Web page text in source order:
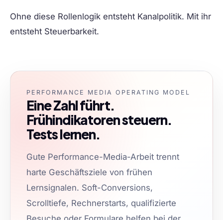
Ohne diese Rollenlogik entsteht Kanalpolitik. Mit ihr
entsteht Steuerbarkeit.
PERFORMANCE MEDIA OPERATING MODEL
Eine Zahl führt.
Frühindikatoren steuern.
Tests lernen.
Gute Performance-Media-Arbeit trennt
harte Geschäftsziele von frühen
Lernsignalen. Soft-Conversions,
Scrolltiefe, Rechnerstarts, qualifizierte